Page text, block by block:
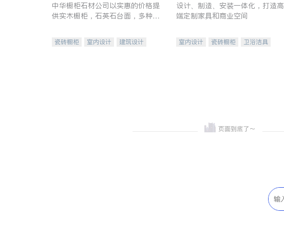
中华橱柜石材公司以实惠的价格提
供实木橱柜，石英石台面，多种优
机。品质厨房，家的选择。
瓷砖橱柜 室内设计
建筑设计
设计、制造、安装一体化，打造高
端定制家具和商业空间
室内设计 瓷砖橱柜
卫浴洁具